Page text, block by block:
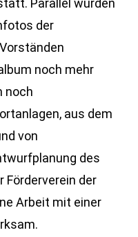
Parallel wurden
der
noch mehr
noch
aus dem
von
des
Förderverein der
Arbeit mit einer